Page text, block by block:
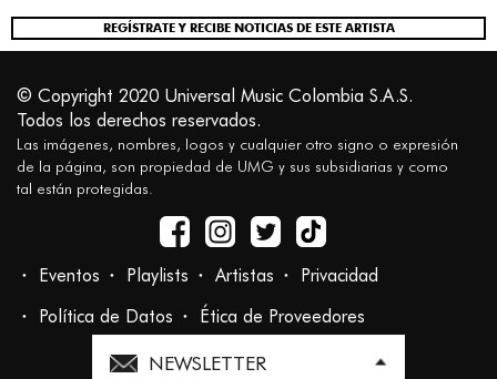
REGÍSTRATE Y RECIBE NOTICIAS DE ESTE ARTISTA
NEWSLETTER
© Copyright 2020 Universal Music Colombia S.A.S.
Todos los derechos reservados.
Las imágenes, nombres, logos y cualquier otro signo o expresión
de la página, son propiedad de UMG y sus subsidiarias y como
tal están protegidas.
Eventos Playlists Artistas
Privacidad
Política de Datos
Ética de Proveedores